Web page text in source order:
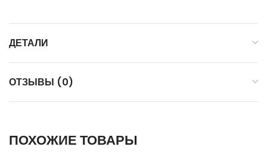
ДЕТАЛИ
ОТЗЫВЫ (0)
ПОХОЖИЕ ТОВАРЫ